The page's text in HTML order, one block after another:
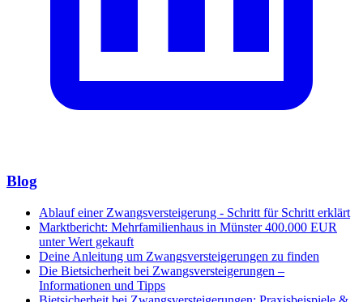
Blog
Ablauf einer Zwangsversteigerung - Schritt für Schritt erklärt
Marktbericht: Mehrfamilienhaus in Münster 400.000 EUR
unter Wert gekauft
Deine Anleitung um Zwangsversteigerungen zu finden
Die Bietsicherheit bei Zwangsversteigerungen –
Informationen und Tipps